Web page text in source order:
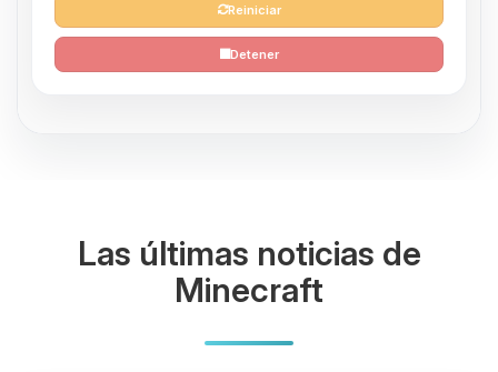
Reiniciar
Detener
Las últimas noticias de
Minecraft